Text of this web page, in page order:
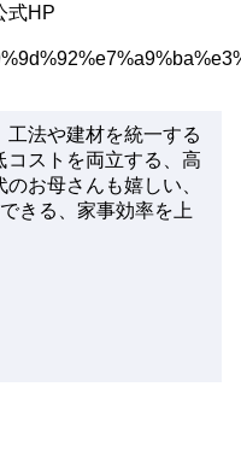
式HP
工法や建材を統一する
コストを両立する、高
お母さんも嬉しい、
きる、家事効率を上